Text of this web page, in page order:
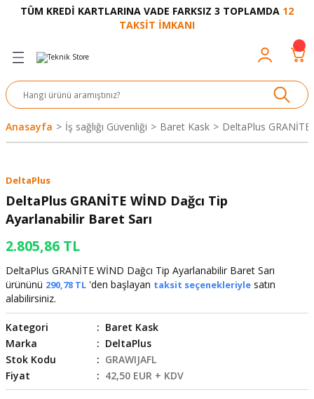
TÜM KREDİ KARTLARINA VADE FARKSIZ 3 TOPLAMDA 12
TAKSİT İMKANI
Geri Dön
Geri Dön
Bot
Geri Dön
ve Aksesuar
Makinesi
Geri Dön
Makinesi
Geri Dön
Geri Dön
Bantlar
Geri Dön
Geri Dön
ve Ürünleri
Cobot
Geri Dön
ve Aksesuarı
Anasayfa İş sağlığı Güvenliği Baret Kask DeltaPlus
DeltaPlus
DeltaPlus GRANİTE WİND Dağcı Tip
Ayarlanabilir Baret Sarı
2.805,86 TL
DeltaPlus GRANİTE WİND Dağcı Tip Ayarlanabilir Baret Sarı
ürününü 290,78 TL 'den başlayan taksit seçenekleriyle satın
alabilirsiniz.
Kategori
Baret Kask
Marka
DeltaPlus
Stok Kodu
GRAWIJAFL
Fiyat
42,50 EUR + KDV